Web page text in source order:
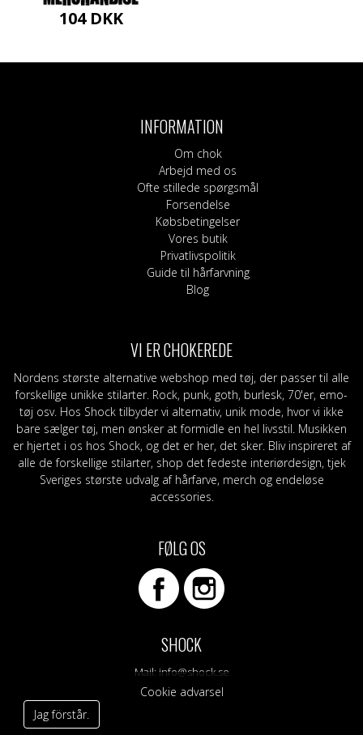
104 DKK
INFORMATION
Om chok
Arbejd med os
Ofte stillede spørgsmål
Forsendelse
Købsbetingelser
Vores butik
Privatlivspolitik
Guide til hårfarvning
Blog
VI ER CHOKEREDE
Nordens største alternative webshop med tøj, der passer til alle
forskellige unikke stilarter. Rock, punk, goth, burlesk, 70'er, emo-
tøj osv. Hos Shock tilbyder vi alternativ, unik mode, hvor vi ikke
bare sælger tøj, men ønsker at formidle en hel livsstil. Musikken
er hjertet i os hos Shock, og det er her, det sker. Bliv inspireret af
alle de forskellige stilarter, shop det fedeste interiørdesign, tjek
Sveriges største udvalg af hårfarve, merch og endeløse
accessories.
FØLG OS
SHOCK
Mail: info@shock.se
Cookie advarsel
Jag förstår.